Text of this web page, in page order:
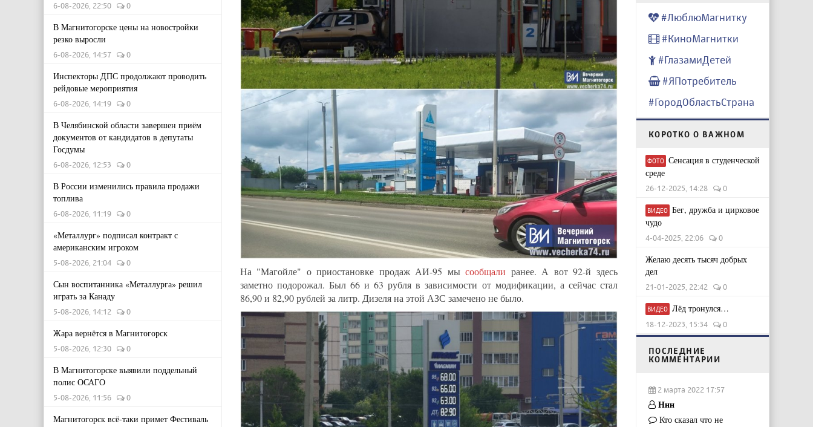
6-08-2026, 22:50 0
В Магнитогорске цены на новостройки
резко выросли
6-08-2026, 14:57 0
Инспекторы ДПС продолжают проводить
рейдовые мероприятия
6-08-2026, 14:19 0
В Челябинской области завершен приём
документов от кандидатов в депутаты
Госдумы
6-08-2026, 12:53 0
В России изменились правила продажи
топлива
6-08-2026, 11:19 0
«Металлург» подписал контракт с
американским игроком
5-08-2026, 21:04 0
Сын воспитанника «Металлурга» решил
играть за Канаду
5-08-2026, 14:12 0
Жара вернётся в Магнитогорск
5-08-2026, 12:30 0
В Магнитогорске выявили поддельный
полис ОСАГО
5-08-2026, 11:56 0
Магнитогорск всё-таки примет Фестиваль
На "Магойле" о приостановке продаж АИ-95 мысообщали ранее. А вот 92-й здесь
заметно подорожал. Был 66 и 63 рубля в зависимости от модификации, а сейчас стал
86,90 и 82,90 рублей за литр. Дизеля на этой АЗС замечено не было.
#ЛюблюМагнитку
#КиноМагнитки
#ГлазамиДетей
#ЯПотребитель
#ГородОбластьСтрана
КОРОТКО О ВАЖНОМ
ФОТО Сенсация в студенческой
среде
26-12-2025, 14:28 0
ВИДЕО Бег, дружба и цирковое
чудо
4-04-2025, 22:06 0
Желаю десять тысяч добрых
дел
21-01-2025, 22:42 0
ВИДЕО Лёд тронулся…
18-12-2023, 15:34 0
ПОСЛЕДНИЕ
КОММЕНТАРИИ
2 марта 2022 17:57
Ннн
Кто сказал что не